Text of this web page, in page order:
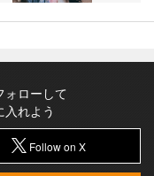
ォローして
れよう
Follow on X